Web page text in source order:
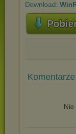
Download: